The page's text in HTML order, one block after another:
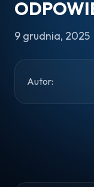
9 grudnia, 2025
Autor: